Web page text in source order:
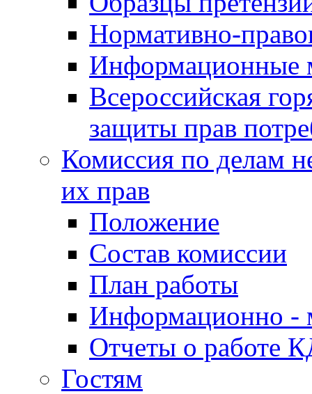
Нормативно-
Информационные
Всероссийская
защиты прав
Комиссия по делам
их прав
Положение
Состав комиссии
План работы
Информационно -
Отчеты о работе
Гостям